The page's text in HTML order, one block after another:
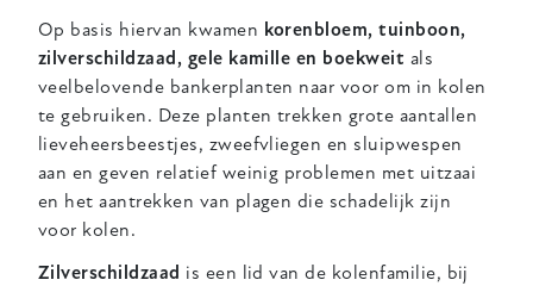
Op basis hiervan kwamen korenbloem, tuinboon,
zilverschildzaad, gele kamille en boekweit als
veelbelovende bankerplanten naar voor om in kolen
te gebruiken. Deze planten trekken grote aantallen
lieveheersbeestjes, zweefvliegen en sluipwespen
aan en geven relatief weinig problemen met uitzaai
en het aantrekken van plagen die schadelijk zijn
voor kolen.
Zilverschildzaad is een lid van de kolenfamilie, bij